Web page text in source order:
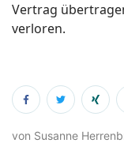
Vertrag
verloren.
von Susanne